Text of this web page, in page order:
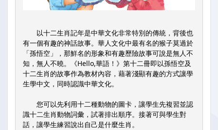
以十二生肖記年是中華文化非常特別的傳統，背後也
有一個有趣的神話故事。華人文化中最有名的猴子莫過於
「孫悟空」，那鮮名的形象和有趣歷險故事可說是無人不
知，無人不曉。《Hello,華語！》第十二冊即以孫悟空及
十二生肖的故事作為教材內容，藉著淺顯有趣的方式讓學
生學中文，同時認識中華文化。
您可以先利用十二種動物的圖卡，讓學生先複習並認
識十二生肖動物詞彙，試著排出順序。接著可與學生對
話，讓學生練習說出自己是什麼生肖。